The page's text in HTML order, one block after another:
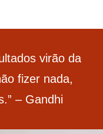
virão da
fizer nada,
– Gandhi